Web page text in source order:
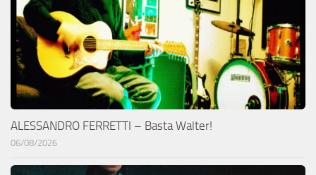
ALESSANDRO FERRETTI – Basta Walter!
06/08/2026